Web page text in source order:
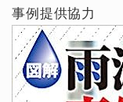
事例提供協力